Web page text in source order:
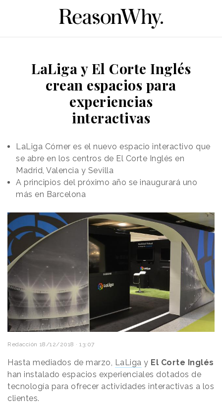
LaLiga y El Corte Inglés
crean espacios para
experiencias
interactivas
LaLiga Córner es el nuevo espacio interactivo que
se abre en los centros de El Corte Inglés en
Madrid, Valencia y Sevilla
A principios del próximo año se inaugurará uno
más en Barcelona
Redacción 18/12/2018 · 13:07
Hasta mediados de marzo, LaLiga y El Corte Inglés
han instalado espacios experienciales dotados de
tecnología para ofrecer actividades interactivas a los
clientes.